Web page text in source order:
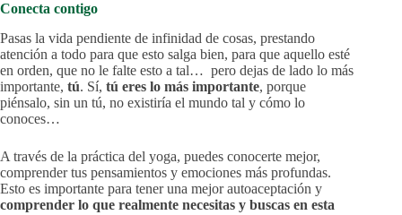
Conecta contigo
Pasas la vida pendiente de infinidad de cosas, prestando
atención a todo para que esto salga bien, para que aquello esté
en orden, que no le falte esto a tal… pero dejas de lado lo más
importante, tú. Sí, tú eres lo más importante, porque
piénsalo, sin un tú, no existiría el mundo tal y cómo lo
conoces…
A través de la práctica del yoga, puedes conocerte mejor,
comprender tus pensamientos y emociones más profundas.
Esto es importante para tener una mejor autoaceptación y
comprender lo que realmente necesitas y buscas en esta